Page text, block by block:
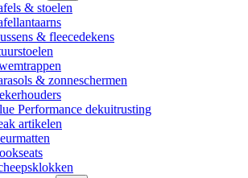
& stoelen
& fleecedekens
& zonneschermen
Performance dekuitrusting
artikelen